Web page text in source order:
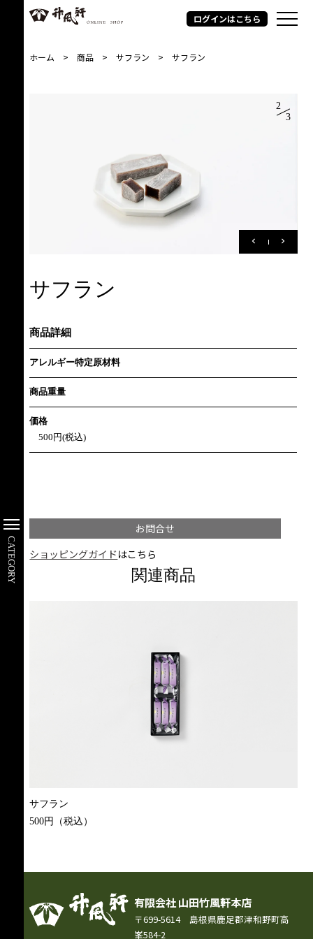
ログインはこちら
CATEGORY
ホーム 商品 サフラン サフラン
keyboard_arrow_left keyboard_arrow_right
2
3
サフラン
商品詳細
アレルギー特定原材料
商品重量
価格
500円(税込)
お問合せ
ショッピングガイド はこちら
関連商品
サフラン
500円（税込）
有限会社 山田竹風軒本店
〒699-5614 島根県鹿足郡津和野町高
峯584-2